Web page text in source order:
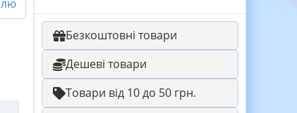
Безкоштовні товари
Дешеві товари
Товари від 10 до 50 грн.